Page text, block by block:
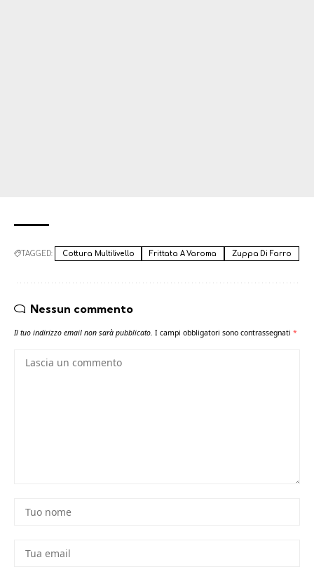
TAGGED: Cottura Multilivello Frittata A Varoma Zuppa Di Farro
Nessun commento
Il tuo indirizzo email non sarà pubblicato. I campi obbligatori sono contrassegnati *